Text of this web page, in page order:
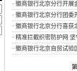
· 徽商银行北京分行开展
· 徽商银行北京分行团委
· 徽商银行北京分行喜获
· 精准拦截织密防护网
· 徽商银行北京自贸试验